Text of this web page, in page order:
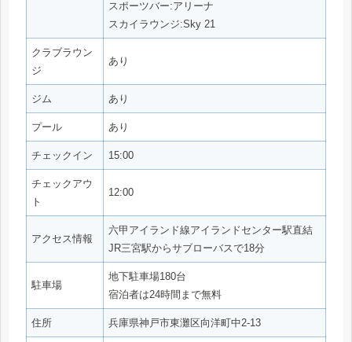
スポーツバー:アリーナ
スカイラウンジ:Sky 21
クラブラウン
ジ
あり
ジム あり
プール あり
チェックイン 15:00
チェックアウ
ト
12:00
アクセス情報
六甲アイランド線アイランドセンター駅直結
JR三宮駅からサブローバスで18分
駐車場
地下駐車場180台
宿泊者は24時間まで無料
住所 兵庫県神戸市東灘区向洋町中2-13